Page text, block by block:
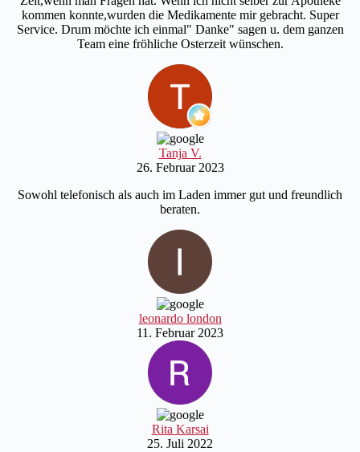
kommen konnte,wurden die Medikamente mir gebracht. Super
Service. Drum möchte ich einmal" Danke" sagen u. dem ganzen
Team eine fröhliche Osterzeit wünschen.
Tanja V.
26. Februar 2023
Sowohl telefonisch als auch im Laden immer gut und freundlich
beraten.
leonardo london
11. Februar 2023
Rita Karsai
25. Juli 2022